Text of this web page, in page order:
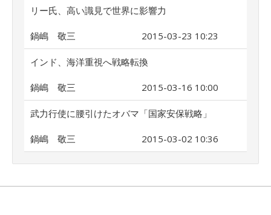
リー氏、高い識見で世界に影響力
鍋嶋 敬三 2015-03-23 10:23
インド、海洋重視へ戦略転換
鍋嶋 敬三 2015-03-16 10:00
武力行使に腰引けたオバマ「国家安保戦略」
鍋嶋 敬三 2015-03-02 10:36